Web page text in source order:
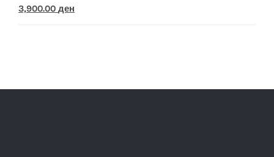
7,490.00 ден.3,900.00 ден.
Original
3,900.00 ден